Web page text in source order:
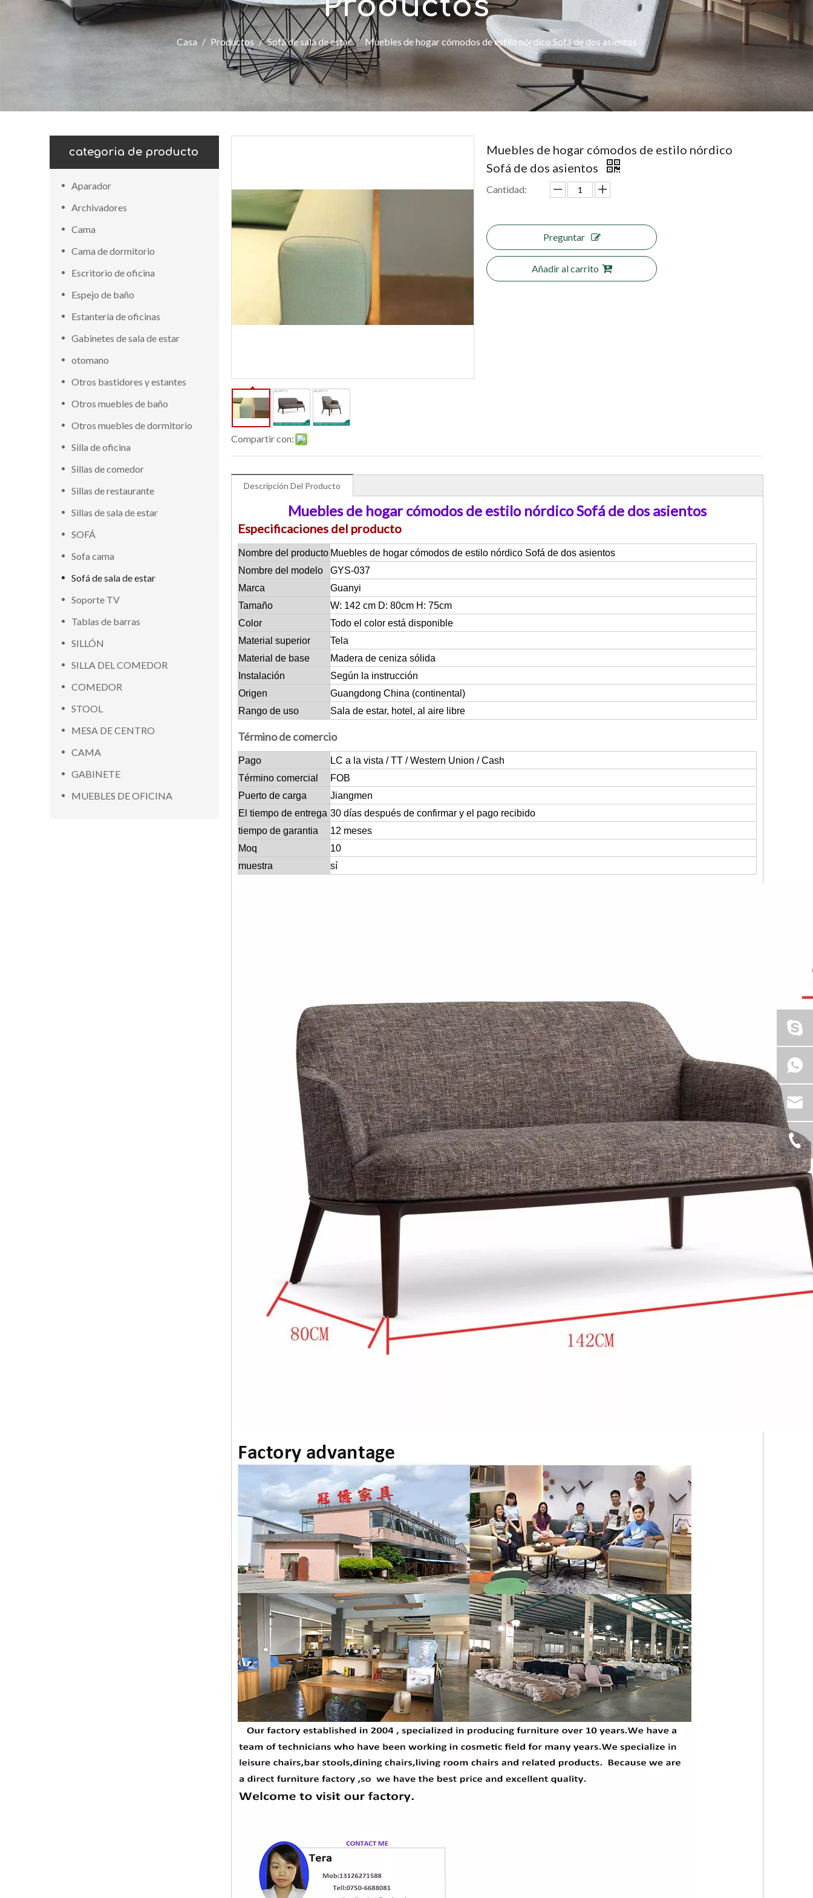
Casa / Productos / Sofá de sala de estar / Muebles de hogar cómodos de estilo nórdico Sofá de dos asientos
categoria de producto
Aparador
Archivadores
Cama
Cama de dormitorio
Escritorio de oficina
Espejo de baño
Estantería de oficinas
Gabinetes de sala de estar
otomano
Otros bastidores y estantes
Otros muebles de baño
Otros muebles de dormitorio
Silla de oficina
Sillas de comedor
Sillas de restaurante
Sillas de sala de estar
SOFÁ
Sofa cama
Sofá de sala de estar
Soporte TV
Tablas de barras
SILLÓN
SILLA DEL COMEDOR
COMEDOR
STOOL
MESA DE CENTRO
CAMA
GABINETE
MUEBLES DE OFICINA
Compartir con:
Muebles de hogar cómodos de estilo nórdico
Sofá de dos asientos
Cantidad:
Preguntar
Añadir al carrito
Descripción Del Producto
Muebles de hogar cómodos de estilo nórdico Sofá de dos asientos
Especificaciones del producto
Nombre del producto Muebles de hogar cómodos de estilo nórdico Sofá de dos asientos
Nombre del modelo
GYS-037
Marca
Guanyi
Tamaño
W: 142 cm D: 80cm H: 75cm
Color
Todo el color está disponible
Material superior
Tela
Material de base
Madera de ceniza sólida
Instalación
Según la instrucción
Origen
Guangdong China (continental)
Rango de uso
Sala de estar, hotel, al aire libre
Término de comercio
Pago
LC a la vista / TT / Western Union / Cash
Término comercial
FOB
Puerto de carga
Jiangmen
El tiempo de entrega 30 días después de confirmar y el pago recibido
tiempo de garantia
12 meses
Moq
10
muestra
sí